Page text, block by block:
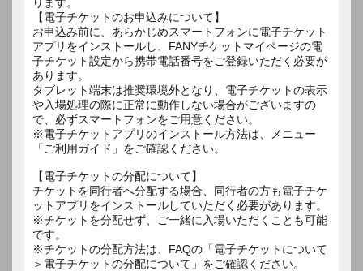
【電子チケットのお申込みについて】
お申込み前に、あらかじめスマートフォンに電子チケット
アプリをインストールし、FANYチケットマイページの電
子チケット設定から携帯電話番号をご登録いただく必要が
あります。
タブレット端末は推奨環境外となり、電子チケットの表示
や入場処理の際に正常に動作しない場合がございますの
で、必ずスマートフォンをご用意ください。
※電子チケットアプリのインストール方法は、メニュー
「ご利用ガイド」をご確認ください。
【電子チケットの分配について】
チケットを同行者へ分配する場合、同行者の方も電子チケ
ットアプリをインストールしていただく必要があります。
※チケットを分配せず、ご一緒に入場いただくことも可能
です。
※チケットの分配方法は、FAQの「電子チケットについて
＞電子チケットの分配について」をご確認ください。